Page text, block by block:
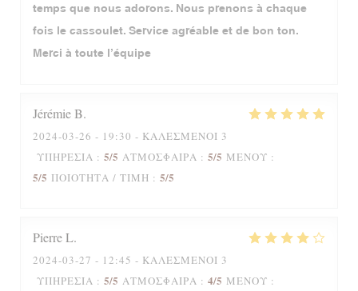
temps que nous adorons. Nous prenons à chaque
fois le cassoulet. Service agréable et de bon ton.
Merci à toute l’équipe
JérémieB
2024-03-26 - 19:30 - ΚΑΛΕΣΜΈΝΟΙ 3
ΥΠΗΡΕΣΊΑ : 5/5 ΑΤΜΌΣΦΑΙΡΑ : 5/5 ΜΕΝΟΎ :
5/5 ΠΟΙΌΤΗΤΑ / ΤΙΜΉ : 5/5
PierreL
2024-03-27 - 12:45 - ΚΑΛΕΣΜΈΝΟΙ 3
ΥΠΗΡΕΣΊΑ : 5/5 ΑΤΜΌΣΦΑΙΡΑ : 4/5 ΜΕΝΟΎ :